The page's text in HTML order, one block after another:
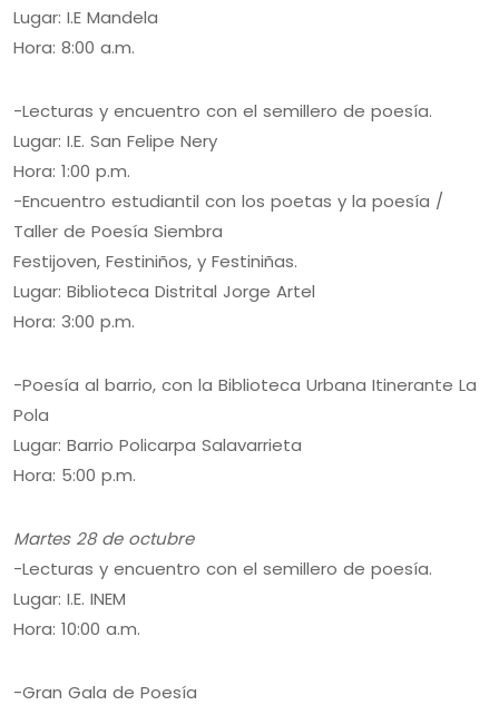
Lugar: I.E Mandela
Hora: 8:00 a.m.
-Lecturas y encuentro con el semillero de poesía.
Lugar: I.E. San Felipe Nery
Hora: 1:00 p.m.
-Encuentro estudiantil con los poetas y la poesía /
Taller de Poesía Siembra
Festijoven, Festiniños, y Festiniñas.
Lugar: Biblioteca Distrital Jorge Artel
Hora: 3:00 p.m.
-Poesía al barrio, con la Biblioteca Urbana Itinerante La
Pola
Lugar: Barrio Policarpa Salavarrieta
Hora: 5:00 p.m.
Martes 28 de octubre
-Lecturas y encuentro con el semillero de poesía.
Lugar: I.E. INEM
Hora: 10:00 a.m.
-Gran Gala de Poesía